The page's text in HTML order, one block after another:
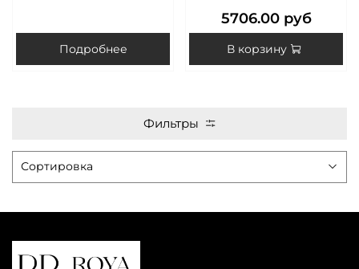
Подробнее
5706.00 руб
В корзину
Фильтры